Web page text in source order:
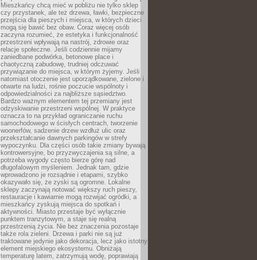
Mieszkańcy chcą mieć w pobliżu nie tylko sklep
czy przystanek, ale też drzewa, ławki, bezpieczne
przejścia dla pieszych i miejsca, w których dzieci
mogą się bawić bez obaw. Coraz więcej osób
zaczyna rozumieć, że estetyka i funkcjonalność
przestrzeni wpływają na nastrój, zdrowie oraz
relacje społeczne. Jeśli codziennie mijamy
zaniedbane podwórka, betonowe place i
chaotyczną zabudowę, trudniej odczuwać
przywiązanie do miejsca, w którym żyjemy. Jeśli
natomiast otoczenie jest uporządkowane, zielone i
otwarte na ludzi, rośnie poczucie wspólnoty i
odpowiedzialności za najbliższe sąsiedztwo.
Bardzo ważnym elementem tej przemiany jest
odzyskiwanie przestrzeni wspólnej. W praktyce
oznacza to na przykład ograniczanie ruchu
samochodowego w ścisłych centrach, tworzenie
woonerfów, sadzenie drzew wzdłuż ulic oraz
przekształcanie dawnych parkingów w strefy
wypoczynku. Dla części osób takie zmiany bywają
kontrowersyjne, bo przyzwyczajenia są silne, a
potrzeba wygody często bierze górę nad
długofalowym myśleniem. Jednak tam, gdzie
wprowadzono je rozsądnie i etapami, szybko
okazywało się, że zyski są ogromne. Lokalne
sklepy zaczynają notować większy ruch pieszy,
restauracje i kawiarnie mogą rozwijać ogródki, a
mieszkańcy zyskują miejsca do spotkań i
aktywności. Miasto przestaje być wyłącznie
punktem tranzytowym, a staje się realną
przestrzenią życia. Nie bez znaczenia pozostaje
także rola zieleni. Drzewa i parki nie są już
traktowane jedynie jako dekoracja, lecz jako istotny
element miejskiego ekosystemu. Obniżają
temperaturę latem, zatrzymują wodę, poprawiają